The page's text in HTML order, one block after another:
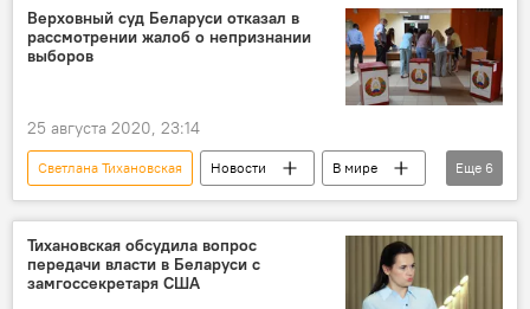
отказ
Акции протеста после выборов президента Беларуси
Верховный суд Беларуси отказал в
рассмотрении жалоб о непризнании
выборов
25 августа 2020, 23:14
Светлана Тихановская Новости
В мире
Политика
Беларусь
выборы
итог
отказ
Акции протеста после выборов президента Беларуси
Еще 6
Тихановская обсудила вопрос
передачи власти в Беларуси с
замгоссекретаря США